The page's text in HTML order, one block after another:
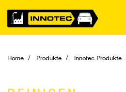
Home Produkte Innotec Produkte